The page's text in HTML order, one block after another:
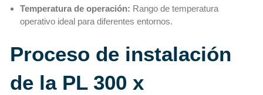
Temperatura de operación: Rango de temperatura
operativo ideal para diferentes entornos.
Proceso de instalación
de la PL 300 x